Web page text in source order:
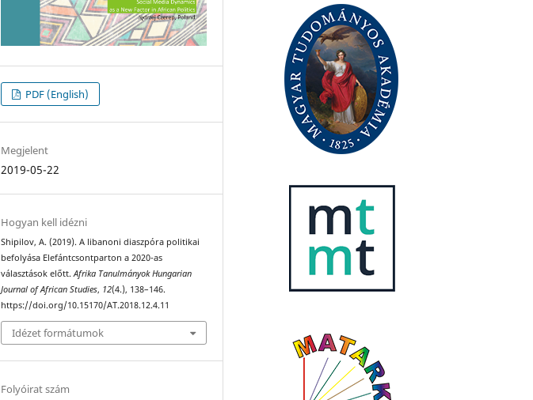
PDF (English)
Megjelent
2019-05-22
Hogyan kell idézni
Shipilov, A. (2019). A libanoni diaszpóra politikai
befolyása Elefántcsontparton a 2020-as
választások előtt.Afrika Tanulmányok Hungarian
Journal of African Studies, 12(4.), 138–146.
https://doi.org/10.15170/AT.2018.12.4.11
Idézet formátumok
Folyóirat szám